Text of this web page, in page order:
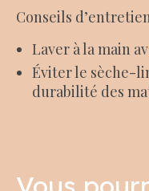
Conseils
Laver à la main
Éviter le sèche-
durabilité des